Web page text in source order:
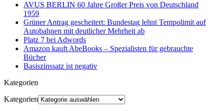
AVUS BERLIN 60 Jahre Großer Preis von Deutschland
1959
Grüner Antrag gescheitert: Bundestag lehnt Tempolimit auf
Autobahnen mit deutlicher Mehrheit ab
Platz 7 bei Adwords
Amazon kauft AbeBooks – Spezialisten für gebrauchte
Bücher
Basiszinssatz ist negativ
Kategorien
Kategorien